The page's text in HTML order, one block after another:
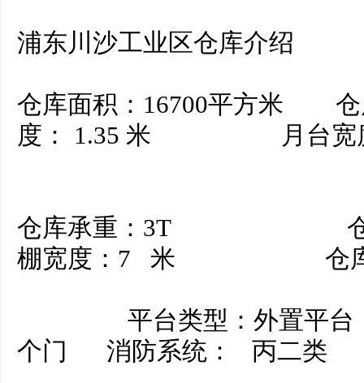
浦东川沙工业区仓库介绍
仓库面积：16700平方
度： 1.35 米 月台宽度
仓库承重：3T 仓库
棚宽度：7 米 仓库地
平台类型：外置平台
个门 消防系统： 丙二类